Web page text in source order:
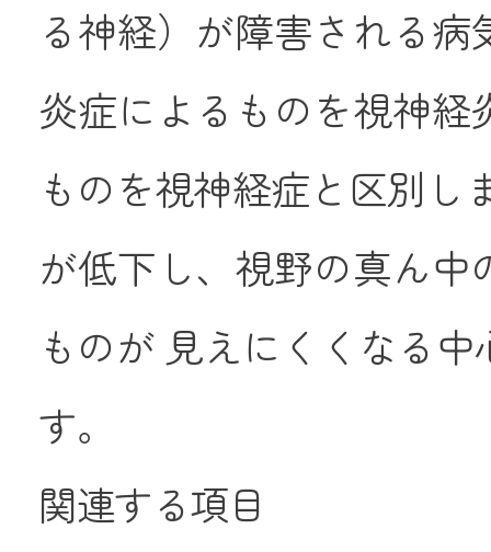
る神経）が障害される
炎症によるものを視神経
ものを視神経症と区別し
が低下し、視野の真ん中
ものが 見えにくくなる
す。
関連する項目